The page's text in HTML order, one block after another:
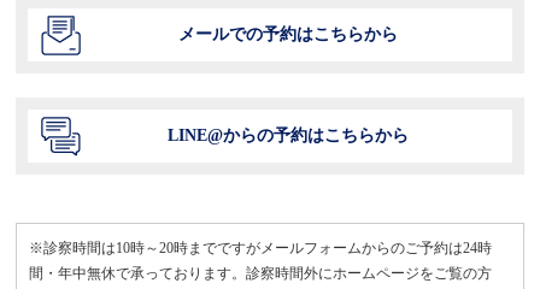
メールでの予約はこちらから
LINE@からの予約はこちらから
※診察時間は10時～20時までですがメールフォームからのご予約は24時
間・年中無休で承っております。診察時間外にホームページをご覧の方